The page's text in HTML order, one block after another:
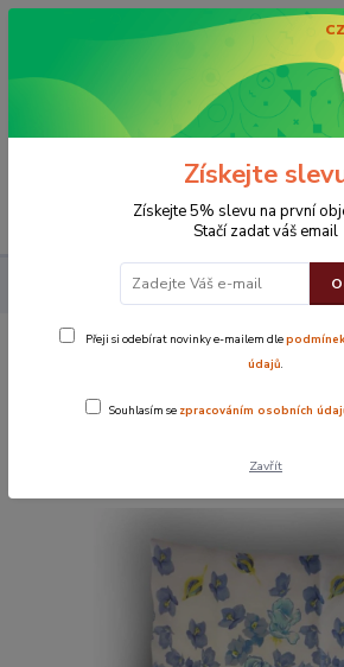
Povlak na polštářek 40x40 cm Květy
Povlak na polštářek 40x40
světle modré
Získejte
Získejte 5% slevu na první
Stačí zadat váš email
Přeji si odebírat novinky e-mailem dle
údajů.
Souhlasím se zpracováním osobních
Zavřít